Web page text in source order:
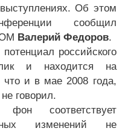
Об этом
сообщил
Валерий Федоров.
российского
и находится на
что и в мае 2008 года,
говорил.
соответствует
изменений не